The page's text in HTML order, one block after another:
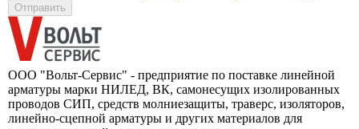
Отправить
ООО "Вольт-Сервис" - предприятие по поставке линейной
арматуры марки НИЛЕД, ВК, самонесущих изолированных
проводов СИП, средств молниезащиты, траверс, изоляторов,
линейно-сцепной арматуры и других материалов для